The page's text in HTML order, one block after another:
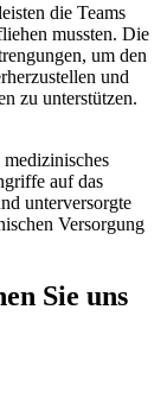
die Teams
mussten. Die
um den
und
zu unterstützen.
auf das
unterversorgte
Versorgung
Sie uns